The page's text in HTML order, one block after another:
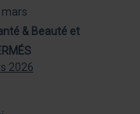
mars
& Beauté et
2026